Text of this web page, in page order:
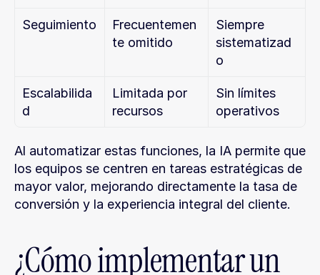
Seguimiento
Frecuentemen
te omitido
Siempre
sistematizad
o
Escalabilida
d
Limitada por
recursos
Sin límites
operativos
Al automatizar estas funciones, la IA permite que
los equipos se centren en tareas estratégicas de
mayor valor, mejorando directamente la tasa de
conversión y la experiencia integral del cliente.
¿Cómo implementar un